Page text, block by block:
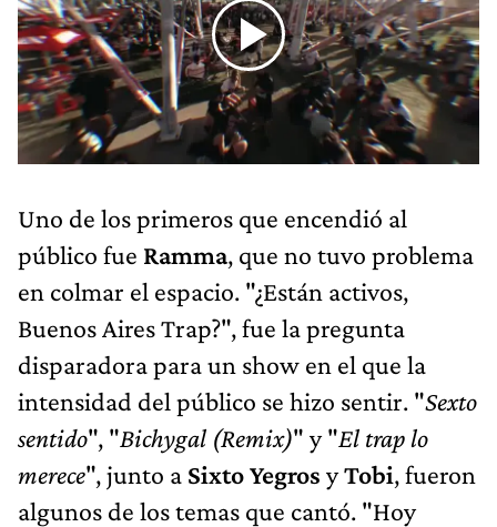
Uno de los primeros que encendió al
público fue Ramma, que no tuvo problema
en colmar el espacio. "¿Están activos,
Buenos Aires Trap?", fue la pregunta
disparadora para un show en el que la
intensidad del público se hizo sentir. "Sexto
sentido", "Bichygal (Remix)" y "El trap lo
merece", junto a Sixto Yegros yTobi, fueron
algunos de los temas que cantó. "Hoy